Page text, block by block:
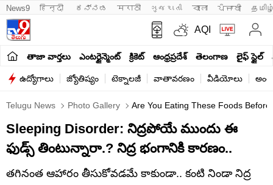
News9 हिन्दी ಕನ್ನಡ मराठी ગુજરાતી বাংলা ਪੰਜਾਬੀ
AQI
తాజా వార్తలు ఎంటర్టైన్మెంట్ క్రికెట్ ఆంధ్రప్రదేశ్ తెలంగాణ లైఫ్ స్టైల్
ఉద్యోగాలు జ్యోతిష్యం టెక్నాలజీ వాతావరణం వీడియోలు
Telugu News Photo Gallery Are You Eating These Foods
Sleeping Disorder: నిద్రపోయే ముందు ఈ
ఫుడ్స్ తింటున్నారా.? నిద్ర భంగానికి కారణం..
తగినంత ఆహారం తీసుకోవడమే కాకుండా.. కంటి నిండా నిద్ర